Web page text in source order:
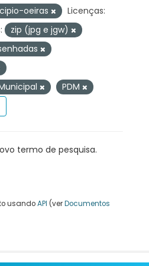
oeiras
Licenças:
zip (jpg e jgw)
PDM
termo de pesquisa.
usandoAPI (verDocumentos